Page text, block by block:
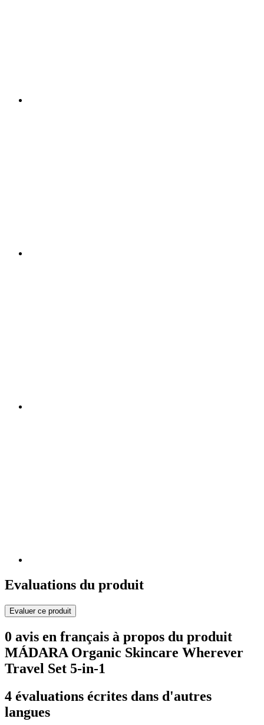
Evaluations du produit
Evaluer ce produit
0 avis en français à propos du produit
MÁDARA Organic Skincare Wherever
Travel Set 5-in-1
4 évaluations écrites dans d'autres
langues